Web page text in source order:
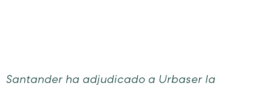
Santander ha adjudicado a Urbaser la